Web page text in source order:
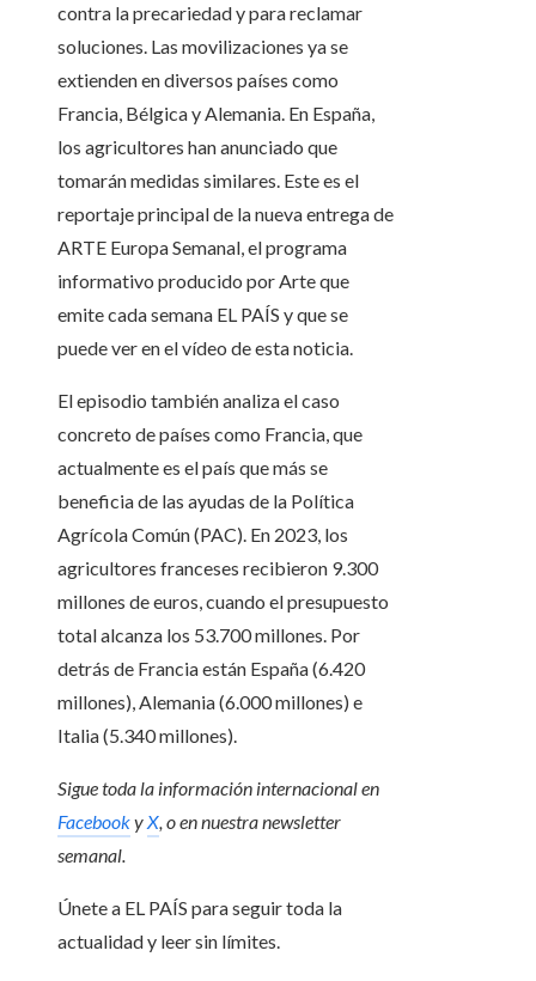
contra la precariedad y para reclamar
soluciones. Las movilizaciones ya se
extienden en diversos países como
Francia, Bélgica y Alemania. En España,
los agricultores han anunciado que
tomarán medidas similares. Este es el
reportaje principal de la nueva entrega de
ARTE Europa Semanal, el programa
informativo producido por Arte que
emite cada semana EL PAÍS y que se
puede ver en el vídeo de esta noticia.
El episodio también analiza el caso
concreto de países como Francia, que
actualmente es el país que más se
beneficia de las ayudas de la Política
Agrícola Común (PAC). En 2023, los
agricultores franceses recibieron 9.300
millones de euros, cuando el presupuesto
total alcanza los 53.700 millones. Por
detrás de Francia están España (6.420
millones), Alemania (6.000 millones) e
Italia (5.340 millones).
Sigue toda la información internacional en
FacebookyX, o ennuestra newsletter
semanal.
Únete a EL PAÍS para seguir toda la
actualidad y leer sin límites.